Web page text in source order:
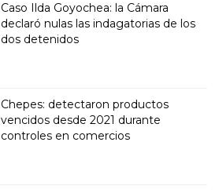
Caso Ilda Goyochea: la Cámara
declaró nulas las indagatorias de los
dos detenidos
Chepes: detectaron productos
vencidos desde 2021 durante
controles en comercios